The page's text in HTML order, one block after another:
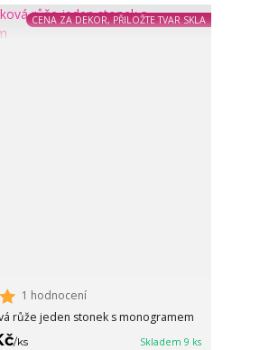
CENA ZA DEKOR, PŘILOŽTE TVAR SKLA
1 hodnocení
růže jeden stonek s monogramem
/ks Skladem 9 ks